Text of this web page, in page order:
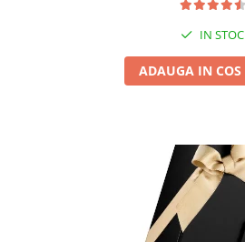
IN STOC
ADAUGA IN COS